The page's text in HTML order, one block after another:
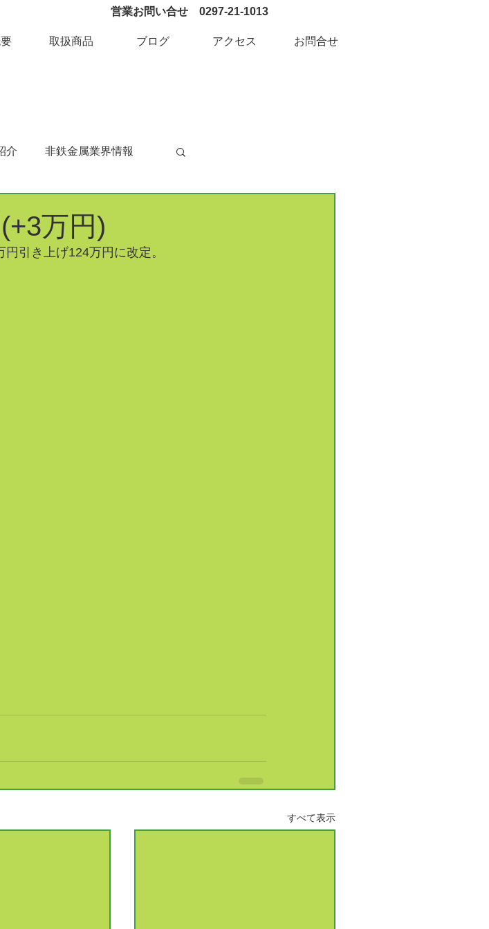
営業お問い合せ 0297-21-1013
取扱商品 ブログ アクセス お問合せ
介 非鉄金属業界情報
万円)
引き上げ124万円に改定。
すべて表示